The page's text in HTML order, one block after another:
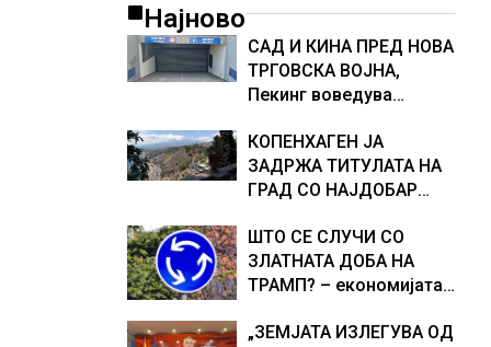
Најново
САД И КИНА ПРЕД НОВА
ТРГОВСКА ВОЈНА,
Пекинг воведува
американски компании
и организации
КОПЕНХАГЕН ЈА
ЗАДРЖА ТИТУЛАТА НА
ГРАД СО НАЈДОБАР
градовите со најниско
рангирање
продолжуваат да бидат
комбинација од
ШТО СЕ СЛУЧИ СО
ЗЛАТНАТА ДОБА НА
ТРАМП? – економијата
најавениот забрзан
„ЗЕМЈАТА ИЗЛЕГУВА ОД